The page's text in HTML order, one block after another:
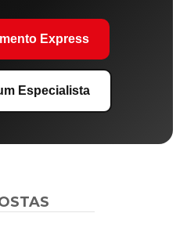
Express
Especialista